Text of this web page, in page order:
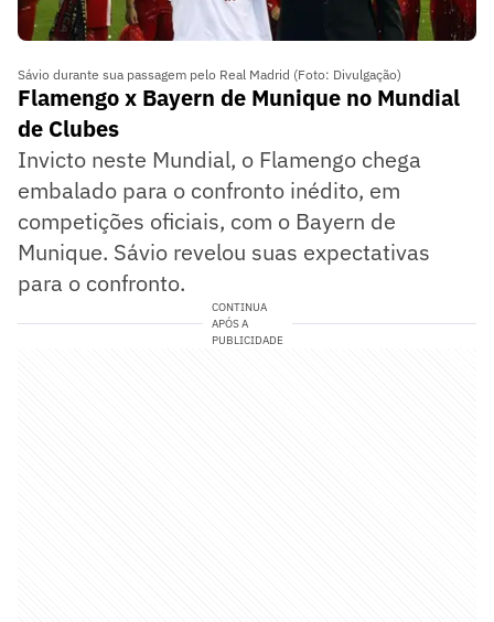
Sávio durante sua passagem pelo Real Madrid (Foto: Divulgação)
Flamengo x Bayern de Munique no Mundial
de Clubes
Invicto neste Mundial, o Flamengo chega
embalado para o confronto inédito, em
competições oficiais, com o Bayern de
Munique. Sávio revelou suas expectativas
para o confronto.
CONTINUA
APÓS A
PUBLICIDADE